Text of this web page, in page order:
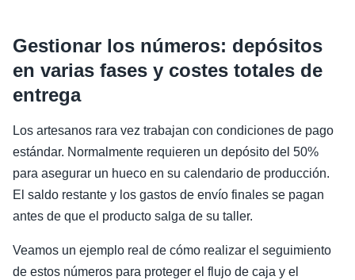
Gestionar los números: depósitos
en varias fases y costes totales de
entrega
Los artesanos rara vez trabajan con condiciones de pago
estándar. Normalmente requieren un depósito del 50%
para asegurar un hueco en su calendario de producción.
El saldo restante y los gastos de envío finales se pagan
antes de que el producto salga de su taller.
Veamos un ejemplo real de cómo realizar el seguimiento
de estos números para proteger el flujo de caja y el